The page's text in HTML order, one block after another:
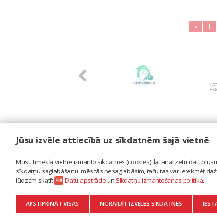
« 1
LAIPA
ES RADU MŪZIKU
AKTUALITĀTES
KONTAKTI
SĪKDATŅU IZMANTOŠANAS POLITIKA
DATU APSTRĀDE
Jūsu izvēle attiecībā uz sīkdatnēm šajā vietnē
Mūsu tīmekļa vietne izmanto sīkdatnes (cookies), lai analizētu
sīkdatņu saglabāšanu, mēs tās nesaglabāsim, taču tas var ietekmēt
lūdzam skatīt
Datu apstrādeun Sīkdatņu izmantošanas politika.
APSTIPRINĀT VISAS NORAIDĪT IZVĒLES SĪKDATNES